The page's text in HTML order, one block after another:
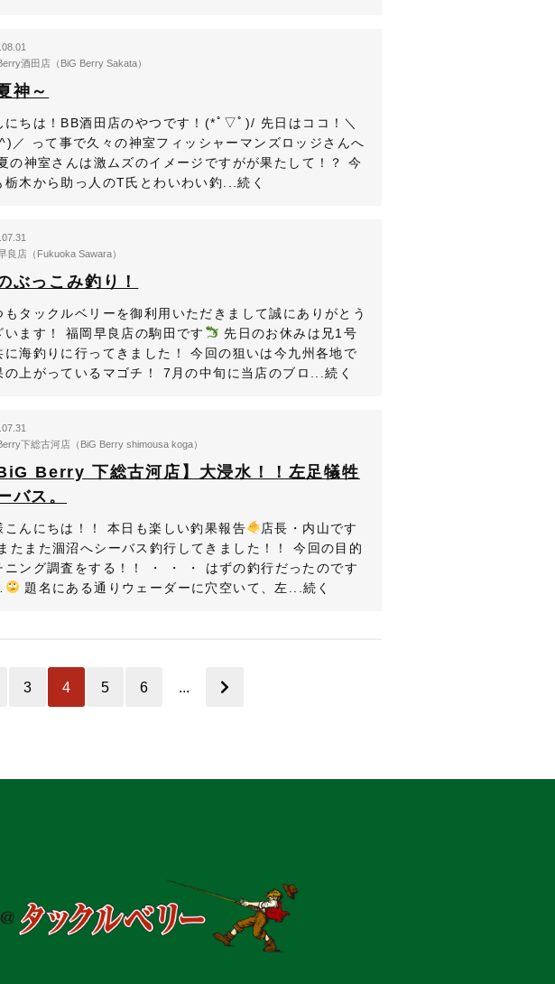
酒田店（BiG Berry Sakata）
神～
にちは！BB酒田店のやつです！(*ﾟ▽ﾟ)/ 先日はココ！＼
／ って事で久々の神室フィッシャーマンズロッジさんへ
の神室さんは激ムズのイメージですがが果たして！？ 今
栃木から助っ人のT氏とわいわい釣...続く
良店（Fukuoka Sawara）
ぶっこみ釣り！
もタックルベリーを御利用いただきまして誠にありがとう
います！ 福岡早良店の駒田です
先日のお休みは兄1号
に海釣りに行ってきました！ 今回の狙いは今九州各地で
の上がっているマゴチ！ 7月の中旬に当店のブロ...続く
下総古河店（BiG Berry shimousa koga）
BiG Berry 下総古河店】大浸水！！左足犠牲
バス。
こんにちは！！ 本日も楽しい釣果報告
店長・内山です
またまた涸沼へシーバス釣行してきました！！ 今回の目的
ニング調査をする！！ ・ ・ ・ はずの釣行だったのです
題名にある通りウェーダーに穴空いて、左...続く
3 4 5 6 ...